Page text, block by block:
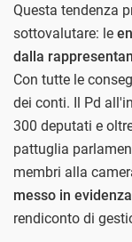
Questa tendenza
sottovalutare: le
dalla
Con tutte le
dei conti. Il Pd
300 deputati e
pattuglia
membri alla
messo in
rendiconto di